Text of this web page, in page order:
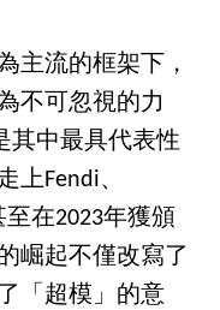
主流的框架下，
不可忽視的力
其中最具代表性
上Fendi、
在2023年獲頒
崛起不僅改寫了
「超模」的意